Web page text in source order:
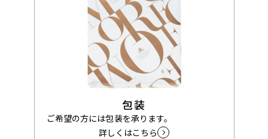
包装
ご希望の方には包装を承ります。
詳しくはこちら